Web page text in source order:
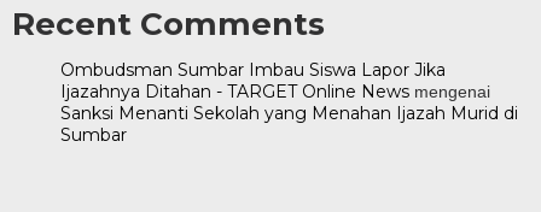
Recent Comments
Ombudsman Sumbar Imbau Siswa Lapor Jika
Ijazahnya Ditahan - TARGET Online News mengenai
Sanksi Menanti Sekolah yang Menahan Ijazah Murid di
Sumbar